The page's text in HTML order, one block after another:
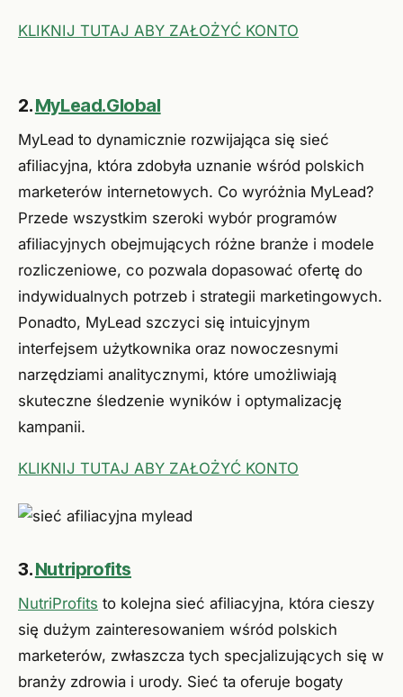
KLIKNIJ TUTAJ ABY ZAŁOŻYĆ KONTO
2.MyLead.Global
MyLead to dynamicznie rozwijająca się sieć
afiliacyjna, która zdobyła uznanie wśród polskich
marketerów internetowych. Co wyróżnia MyLead?
Przede wszystkim szeroki wybór programów
afiliacyjnych obejmujących różne branże i modele
rozliczeniowe, co pozwala dopasować ofertę do
indywidualnych potrzeb i strategii marketingowych.
Ponadto, MyLead szczyci się intuicyjnym
interfejsem użytkownika oraz nowoczesnymi
narzędziami analitycznymi, które umożliwiają
skuteczne śledzenie wyników i optymalizację
kampanii.
KLIKNIJ TUTAJ ABY ZAŁOŻYĆ KONTO
3.Nutriprofits
NutriProfits to kolejna sieć afiliacyjna, która cieszy
się dużym zainteresowaniem wśród polskich
marketerów, zwłaszcza tych specjalizujących się w
branży zdrowia i urody. Sieć ta oferuje bogaty